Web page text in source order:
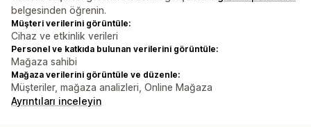
belgesinden öğrenin.
Müşteri verilerini görüntüle:
Cihaz ve etkinlik verileri
Personel ve katkıda bulunan verilerini görüntüle:
Mağaza sahibi
Mağaza verilerini görüntüle ve düzenle:
Müşteriler, mağaza analizleri, Online Mağaza
Ayrıntıları inceleyin